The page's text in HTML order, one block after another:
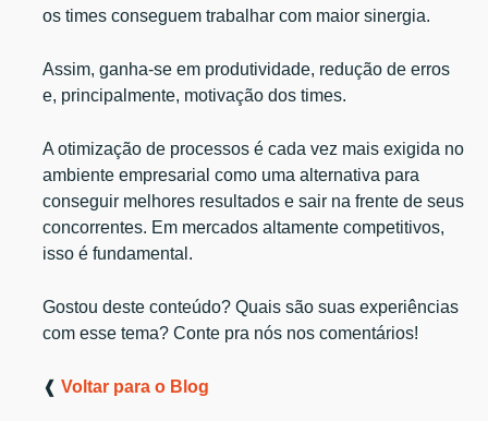
os times conseguem trabalhar com maior sinergia.
Assim, ganha-se em produtividade, redução de erros
e, principalmente, motivação dos times.
A otimização de processos é cada vez mais exigida no
ambiente empresarial como uma alternativa para
conseguir melhores resultados e sair na frente de seus
concorrentes. Em mercados altamente competitivos,
isso é fundamental.
Gostou deste conteúdo? Quais são suas experiências
com esse tema? Conte pra nós nos comentários!
❰Voltar para o Blog